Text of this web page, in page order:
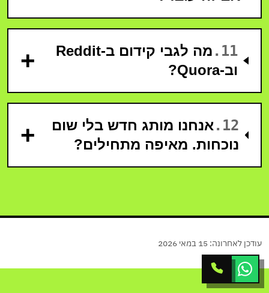
11
.
מה לגבי קידום ב-Reddit
וב-Quora?
+
12
.אנחנו מותג חדש בלי שום
נוכחות. מאיפה מתחילים?
+
עודכן לאחרונה: 15 במאי 2026